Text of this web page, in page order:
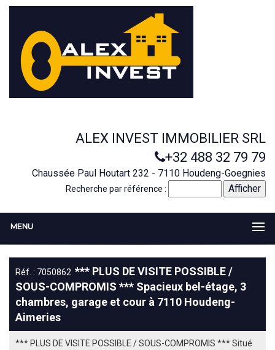
ALEX INVEST IMMOBILIER SRL
+32 488 32 79 79
Chaussée Paul Houtart 232 - 7110 Houdeng-Goegnies
Recherche par référence :
MENU
Réf. : 7050862 *** PLUS DE VISITE POSSIBLE /
SOUS-COMPROMIS *** Spacieux bel-étage, 3
chambres, garage et cour à 7110 Houdeng-
Aimeries
*** PLUS DE VISITE POSSIBLE / SOUS-COMPROMIS *** Situé